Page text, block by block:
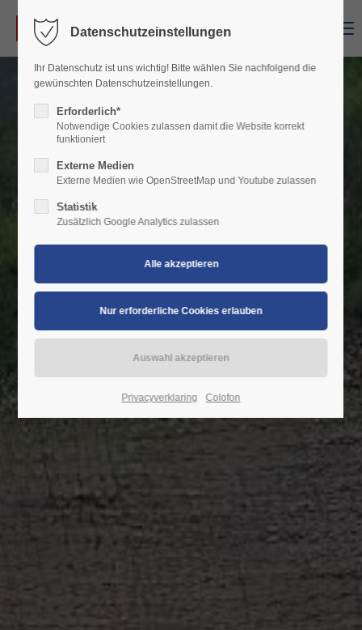
Login
Benutzername
Lost your password?
Support
Lorem ipsum dolor sit amet:
24h/ 365days
We offer support for our customers
Mon - Fri 8:00am - 5:00pm
(GMT +1)
Get in touch
Cybersteel Inc.
376-293 City Road, Suite 600
San Francisco, CA 94102
Datenschutzeinstellungen
Ihr Datenschutz ist uns wichtig! Bitte wählen Sie nachfolgend die
gewünschten Datenschutzeinstellungen.
Erforderlich*
Notwendige Cookies zulassen damit die Website korrekt
funktioniert
Externe Medien
Externe Medien wie OpenStreetMap und Youtube zulassen
Statistik
Zusätzlich Google Analytics zulassen
Privacyverklaring Colofon